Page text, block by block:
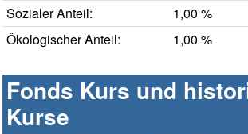
Sozialer Anteil:
1,00 %
Ökologischer Anteil:
1,00 %
Fonds Kurs und
Kurse